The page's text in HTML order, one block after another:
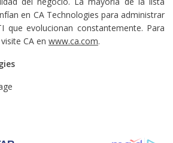
en CA Technologies para administrar
que evolucionan constantemente. Para
CA en www.ca.com.